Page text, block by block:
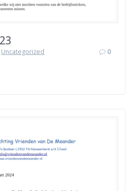
Uncategorized
0